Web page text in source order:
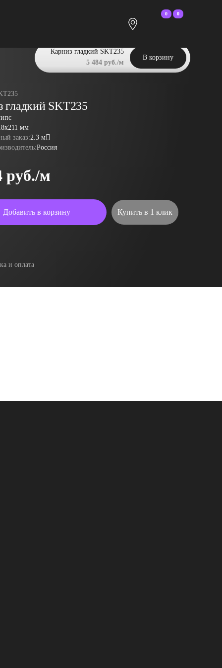
0 0
гладкий SKT235
мм
заказ:2.3 м
Россия
руб./м
Добавить в корзину Купить в 1 клик
Карниз гладкий SKT235
5 484 руб./м
В корзину
и оплата